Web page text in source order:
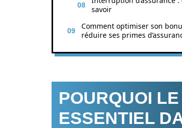
savoir
Comment optimiser son
réduire ses primes
POURQUOI
ESSENTIEL